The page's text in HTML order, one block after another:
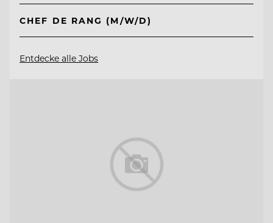
CHEF DE RANG (M/W/D)
Entdecke alle Jobs